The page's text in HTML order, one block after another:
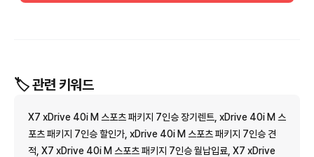
🏷️ 관련 키워드
X7 xDrive 40i M 스포츠 패키지 7인승 장기렌트, xDrive 40i M 스
포츠 패키지 7인승 할인가, xDrive 40i M 스포츠 패키지 7인승 견
적, X7 xDrive 40i M 스포츠 패키지 7인승 월납입료, X7 xDrive